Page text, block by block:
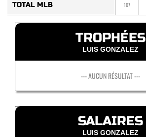
TOTAL MLB 107
TROPHÉES
LUIS GONZALEZ
--- AUCUN RÉSULTAT ---
SALAIRES
LUIS GONZALEZ